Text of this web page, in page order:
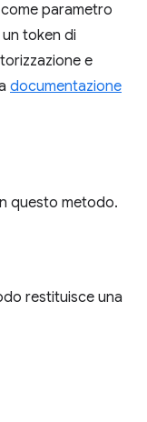
parametro
token di
e
documentazione
questo metodo.
restituisce una